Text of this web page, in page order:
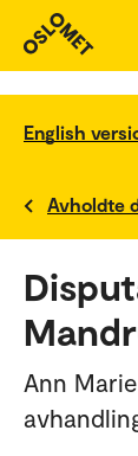
English
Avholdte
Ann